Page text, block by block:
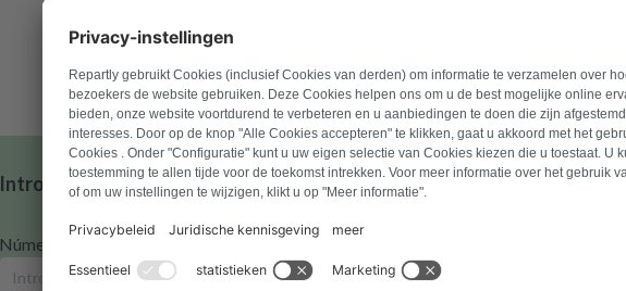
Introduce tu número de modelo para encontrar los productos
Número de modelo
Buscar producto